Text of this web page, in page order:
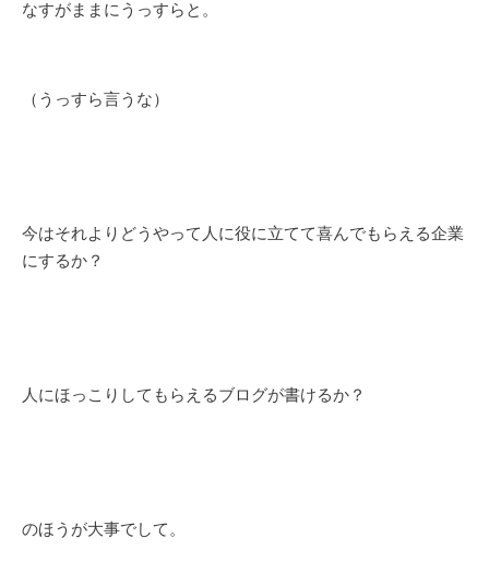
なすがままにうっすらと。
（うっすら言うな）
今はそれよりどうやって人に役に立てて喜んでもらえる企業
にするか？
人にほっこりしてもらえるブログが書けるか？
のほうが大事でして。